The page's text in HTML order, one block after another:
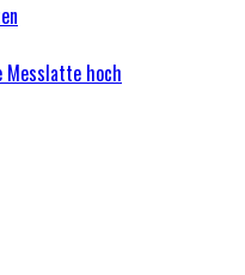
Messlatte hoch